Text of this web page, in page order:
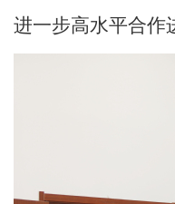
进一步高水平合作